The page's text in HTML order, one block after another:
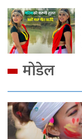
मोडेल